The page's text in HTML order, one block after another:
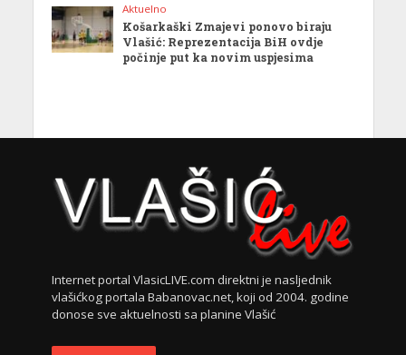
Aktuelno
Košarkaški Zmajevi ponovo biraju
Vlašić: Reprezentacija BiH ovdje
počinje put ka novim uspjesima
Internet portal VlasicLIVE.com direktni je nasljednik
vlašićkog portala Babanovac.net, koji od 2004. godine
donose sve aktuelnosti sa planine Vlašić